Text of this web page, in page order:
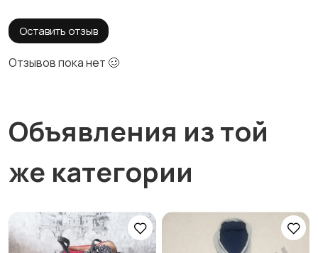
Оставить отзыв
Отзывов пока нет 🥴
Объявления из той
же категории